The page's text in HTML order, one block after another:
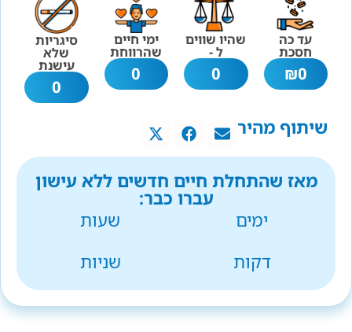
עד כה
חסכת
0
₪
שהיו שווים
ל -
0
ימי חיים
שהרווחת
0
סיגריות
שלא
עישנת
0
שיתוף מהיר
מאז שהתחלת חיים חדשים ללא עישון
עברו כבר:
ימים
שעות
דקות
שניות